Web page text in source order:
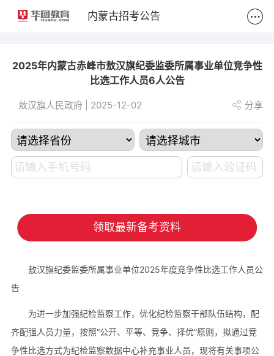
内蒙古招考公告
2025年内蒙古赤峰市敖汉旗纪委监委所属事业单位竞争性
比选工作人员6人公告
敖汉旗人民政府 | 2025-12-02 分享
领取最新备考资料
敖汉旗纪委监委所属事业单位2025年度竞争性比选工作人员公
告
为进一步加强纪检监察工作，优化纪检监察干部队伍结构，配
齐配强人员力量，按照“公开、平等、竞争、择优”原则，拟通过竞
争性比选方式为纪检监察数据中心补充事业人员，现将有关事项公